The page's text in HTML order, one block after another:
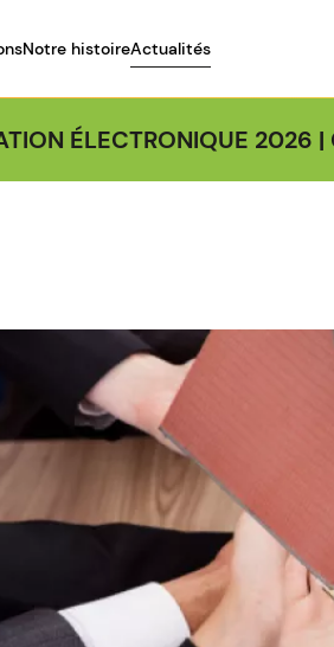
Notre histoireActualités
ÉLECTRONIQUE 2026